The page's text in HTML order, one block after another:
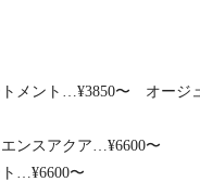
トメント…¥3850〜 オージ
ンスアクア…¥6600〜
…¥6600〜